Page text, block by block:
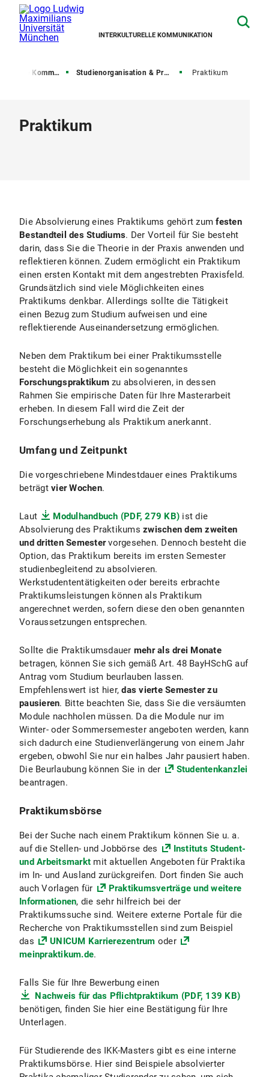
INTERKULTURELLE KOMMUNIKATION
Kommunikation Studienorganisation & Prüfungen Praktikum
Praktikum
Die Absolvierung eines Praktikums gehört zumfesten
Bestandteil des Studiums. Der Vorteil für Sie besteht
darin, dass Sie die Theorie in der Praxis anwenden und
reflektieren können. Zudem ermöglicht ein Praktikum
einen ersten Kontakt mit dem angestrebten Praxisfeld.
Grundsätzlich sind viele Möglichkeiten eines
Praktikums denkbar. Allerdings sollte die Tätigkeit
einen Bezug zum Studium aufweisen und eine
reflektierende Auseinandersetzung ermöglichen.
Neben dem Praktikum bei einer Praktikumsstelle
besteht die Möglichkeit ein sogenanntes
Forschungspraktikumzu absolvieren, in dessen
Rahmen Sie empirische Daten für Ihre Masterarbeit
erheben. In diesem Fall wird die Zeit der
Forschungserhebung als Praktikum anerkannt.
Umfang und Zeitpunkt
Die vorgeschriebene Mindestdauer eines Praktikums
beträgt vier Wochen.
Laut Modulhandbuch (PDF, 279 KB) ist die
Absolvierung des Praktikums zwischen dem zweiten
und dritten Semestervorgesehen. Dennoch besteht die
Option, das Praktikum bereits im ersten Semester
studienbegleitend zu absolvieren.
Werkstudententätigkeiten oder bereits erbrachte
Praktikumsleistungen können als Praktikum
angerechnet werden, sofern diese den oben genannten
Voraussetzungen entsprechen.
Sollte die Praktikumsdauer mehr als drei Monate
betragen, können Sie sich gemäß Art. 48 BayHSchG auf
Antrag vom Studium beurlauben lassen.
Empfehlenswert ist hier,das vierte Semester zu
pausieren. Bitte beachten Sie, dass Sie die versäumten
Module nachholen müssen. Da die Module nur im
Winter- oder Sommersemester angeboten werden, kann
sich dadurch eine Studienverlängerung von einem Jahr
ergeben, obwohl Sie nur ein halbes Jahr pausiert haben.
Die Beurlaubung können Sie in der
Studentenkanzlei
beantragen.
Praktikumsbörse
Bei der Suche nach einem Praktikum können Sie u. a.
auf die Stellen- und Jobbörse des
Instituts Student-
und Arbeitsmarkt mit aktuellen Angeboten für Praktika
im In- und Ausland zurückgreifen. Dort finden Sie auch
auch Vorlagen für
Praktikumsverträge und weitere
Informationen, die sehr hilfreich bei der
Praktikumssuche sind. Weitere externe Portale für die
Recherche von Praktikumsstellen sind zum Beispiel
das
UNICUM Karrierezentrum oder
meinpraktikum.de.
Falls Sie für Ihre Bewerbung einen
Nachweis für das Pflichtpraktikum (PDF, 139 KB)
benötigen, finden Sie hier eine Bestätigung für Ihre
Unterlagen.
Für Studierende des IKK-Masters gibt es eine interne
Praktikumsbörse. Hier sind Beispiele absolvierter